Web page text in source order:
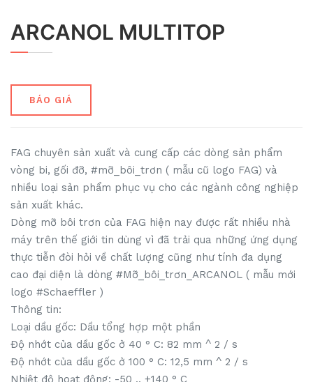
ARCANOL MULTITOP
BÁO GIÁ
FAG chuyên sản xuất và cung cấp các dòng sản phẩm
vòng bi, gối đỡ, #mỡ_bôi_trơn ( mẫu cũ logo FAG) và
nhiều loại sản phẩm phục vụ cho các ngành công nghiệp
sản xuất khác.
Dòng mỡ bôi trơn của FAG hiện nay được rất nhiều nhà
máy trên thế giới tin dùng vì đã trải qua những ứng dụng
thực tiễn đòi hỏi về chất lượng cũng như tính đa dụng
cao đại diện là dòng #Mỡ_bôi_trơn_ARCANOL ( mẫu mới
logo #Schaeffler )
Thông tin:
Loại dầu gốc: Dầu tổng hợp một phần
Độ nhớt của dầu gốc ở 40 ° C: 82 mm ^ 2 / s
Độ nhớt của dầu gốc ở 100 ° C: 12,5 mm ^ 2 / s
Nhiệt độ hoạt động: -50 .. +140 ° C